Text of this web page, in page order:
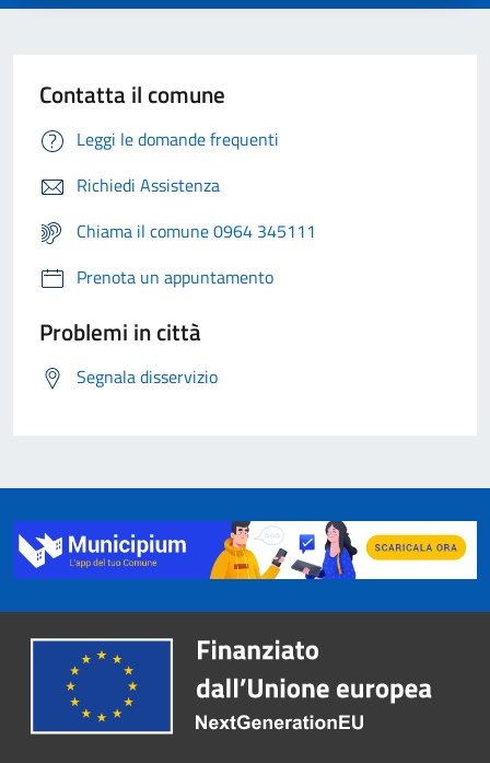
Contatta il comune
Leggi le domande frequenti
Richiedi Assistenza
Chiama il comune 0964 345111
Prenota un appuntamento
Problemi in città
Segnala disservizio